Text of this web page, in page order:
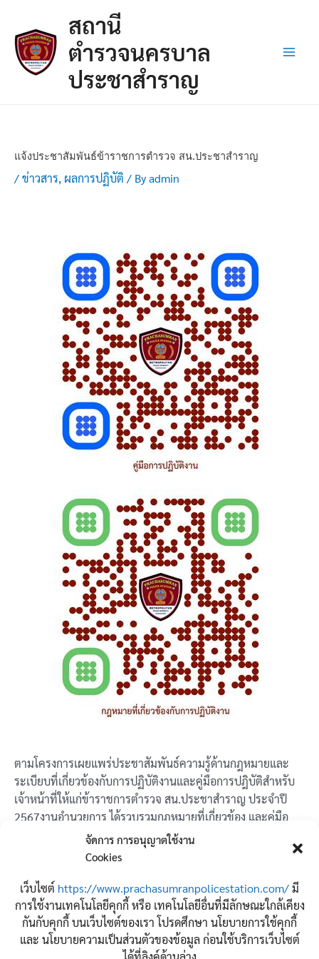
จัดการ การอนุญาตใช้งาน
Cookies
เว็บไซต์ https://www.prachasumranpolicestation.com/มี
การใช้งานเทคโนโลยีคุกกี้ หรือ เทคโนโลยีอื่นที่มีลักษณะใกล้เคียง
กันกับคุกกี้ บนเว็บไซต์ของเรา โปรดศึกษา นโยบายการใช้คุกกี้
และ นโยบายความเป็นส่วนตัวของข้อมูล ก่อนใช้บริการเว็บไซต์
content
สถานี
ตำรวจนครบาล
ประชาสำราญ
แจ้งประชาสัมพันธ์ข้าราชการตำรวจ สน.ประชาสำราญ
/ข่าวสาร, ผลการปฏิบัติ / Byadmin
ตามโครงการเผยแพร่ประชาสัมพันธ์ความรู้ด้านกฎหมายและ
ระเบียบที่เกี่ยวข้องกับการปฏิบัติงานและคู่มือการปฎิบัติสำหรับ
เจ้าหน้าที่ให้แก่ข้าราชการตำรวจ สน.ประชาสำราญ ประจำปี
2567งานอำนวยการ ได้รวบรวมกฎหมายที่เกี่ยวข้อง และคู่มือ
การปฏิบัติงาน เพื่อใช้เป็นแนวทางในการปฏิบัติงาน โดยทุกนาย
สามารถดาวโหลดเอกสารได้ตามลิ้ง QR CODE ที่แนบมาท้ายนี้
จำนวนผู้เข้าชม:47
navigation